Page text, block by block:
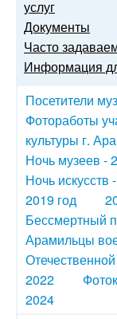
услуг
Документы
Часто
Информация
Посетители
Фотоработы
культуры г.
Ночь музеев -
Ночь искусств
2019 год
Бессмертный
Арамильцы
2022
2024